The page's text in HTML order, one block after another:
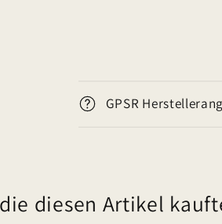
E
a
GPSR
diesen Artikel